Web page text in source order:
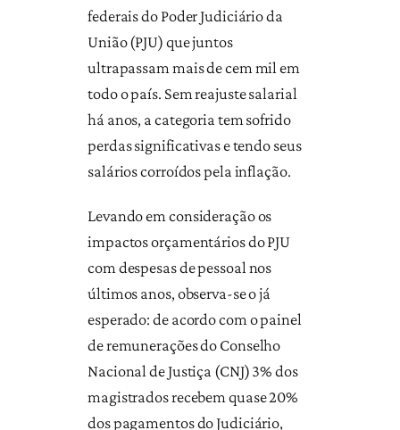
federais do Poder Judiciário da
União (PJU) que juntos
ultrapassam mais de cem mil em
todo o país. Sem reajuste salarial
há anos, a categoria tem sofrido
perdas significativas e tendo seus
salários corroídos pela inflação.
Levando em consideração os
impactos orçamentários do PJU
com despesas de pessoal nos
últimos anos, observa-se o já
esperado: de acordo com o painel
de remunerações do Conselho
Nacional de Justiça (CNJ) 3% dos
magistrados recebem quase 20%
dos pagamentos do Judiciário,